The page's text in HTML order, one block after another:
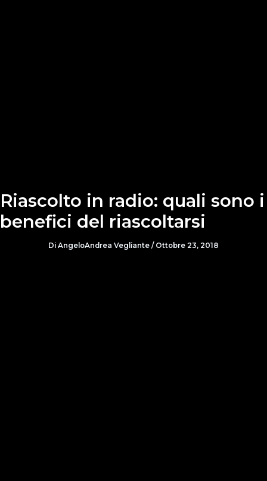
Riascolto in radio: quali sono i
benefici del riascoltarsi
Di AngeloAndrea Vegliante / Ottobre 23, 2018